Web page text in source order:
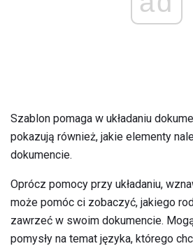
Szablon pomaga w układaniu
pokazują również, jakie elementy
dokumencie.
Oprócz pomocy przy układaniu,
może pomóc ci zobaczyć, jakiego
zawrzeć w swoim dokumencie.
pomysły na temat języka, którego